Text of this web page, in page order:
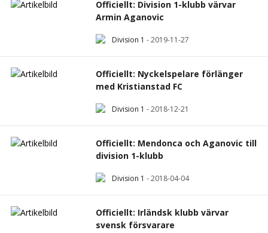
Officiellt: Division 1-klubb värvar
Armin Aganovic
Division 1 -2019-11-27
Officiellt: Nyckelspelare förlänger
med Kristianstad FC
Division 1 -2018-12-21
Officiellt: Mendonca och Aganovic till
division 1-klubb
Division 1 -2018-04-04
Officiellt: Irländsk klubb värvar
svensk försvarare